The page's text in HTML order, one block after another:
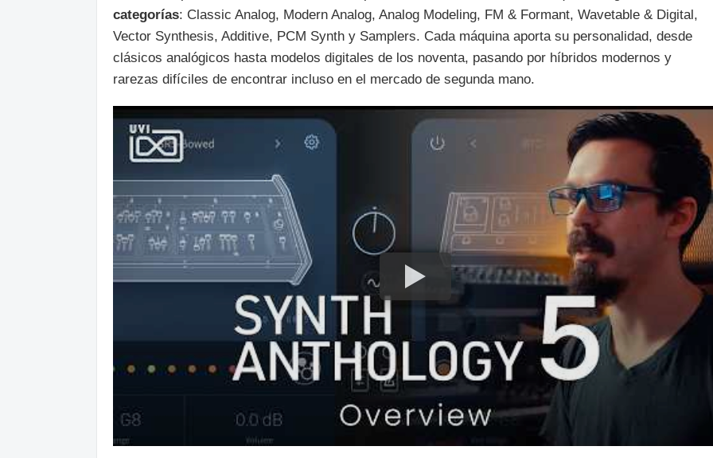
categorías: Classic Analog, Modern Analog, Analog Modeling, FM & Formant, Wavetable & Digital,
Vector Synthesis, Additive, PCM Synth y Samplers. Cada máquina aporta su personalidad, desde
clásicos analógicos hasta modelos digitales de los noventa, pasando por híbridos modernos y
rarezas difíciles de encontrar incluso en el mercado de segunda mano.